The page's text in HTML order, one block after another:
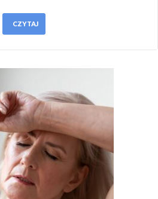
CZYTAJ